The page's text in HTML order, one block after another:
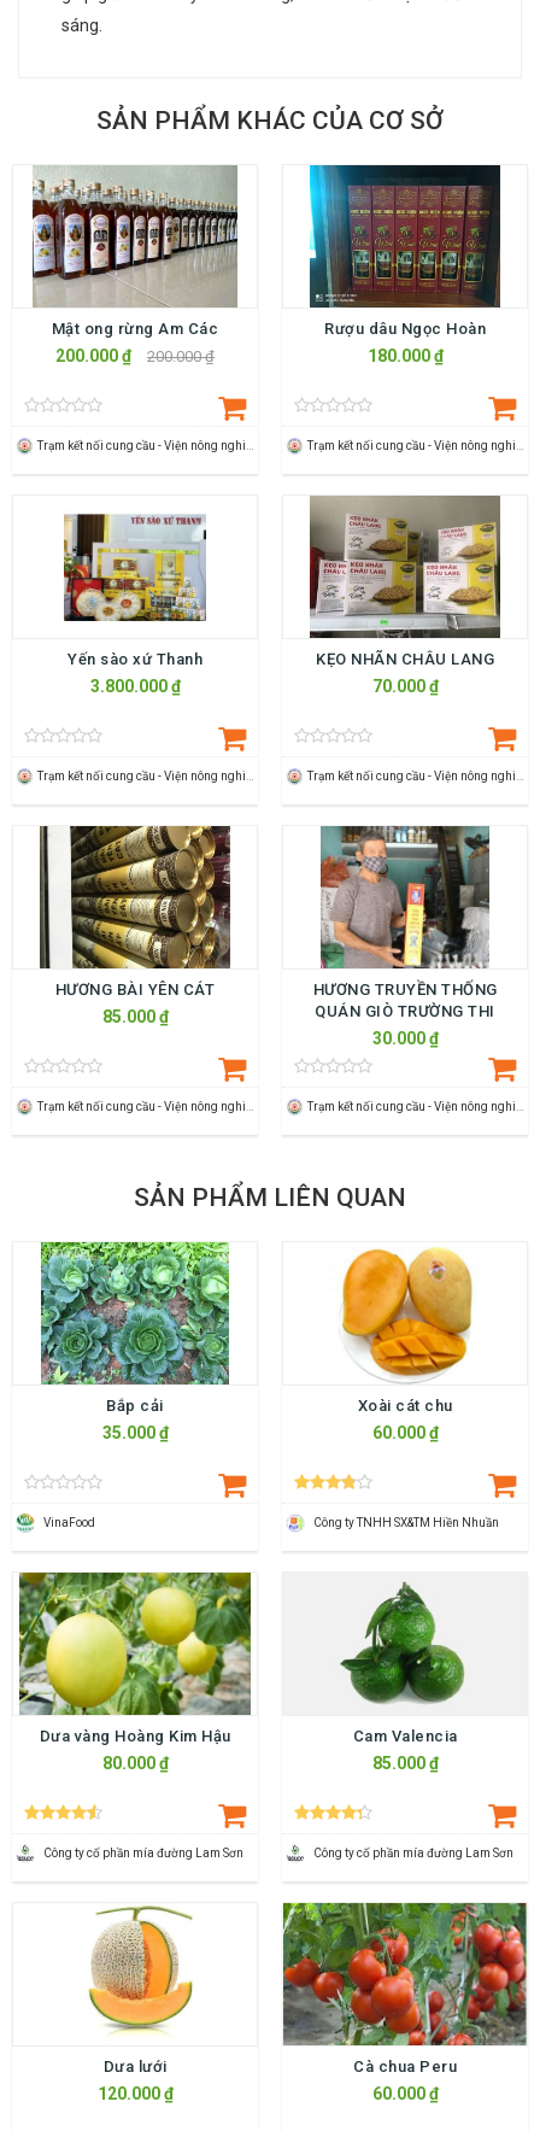
sáng.
SẢN PHẨM KHÁC CỦA CƠ SỞ
Mật ong rừng Am Các
200.000 ₫ 200.000 ₫
Rượu dâu Ngọc Hoàn
180.000 ₫
Yến sào xứ Thanh
3.800.000 ₫
KẸO NHÃN CHÂU LANG
70.000 ₫
HƯƠNG BÀI YÊN CÁT
85.000 ₫
HƯƠNG TRUYỀN THỐNG
QUÁN GIÒ TRƯỜNG THI
30.000 ₫
SẢN PHẨM LIÊN QUAN
Bắp cải
35.000 ₫
VinaFood
Xoài cát chu
60.000 ₫
Công ty TNHH SX&TM Hiền Nhuần
Dưa vàng Hoàng Kim Hậu
80.000 ₫
Công ty cố phần mía đường Lam Sơn
Cam Valencia
85.000 ₫
Công ty cố phần mía đường Lam Sơn
Dưa lưới
120.000 ₫
Cà chua Peru
60.000 ₫